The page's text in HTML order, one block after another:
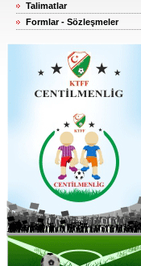
Talimatlar
Formlar - Sözleşmeler